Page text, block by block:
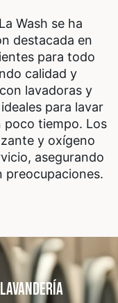
Wash se ha
destacada en
para todo
calidad y
lavadoras y
para lavar
poco tiempo. Los
y oxígeno
asegurando
preocupaciones.